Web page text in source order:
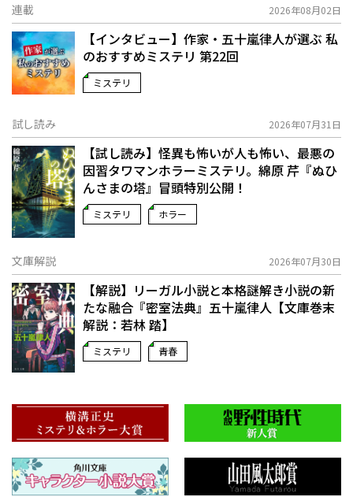
連載 2026年08月02日
【インタビュー】作家・五十嵐律人が選ぶ 私
のおすすめミステリ 第22回
ミステリ
試し読み 2026年07月31日
【試し読み】怪異も怖いが人も怖い、最悪の
因習タワマンホラーミステリ。綿原 芹『ぬひ
んさまの塔』冒頭特別公開！
ミステリ ホラー
文庫解説 2026年07月30日
【解説】リーガル小説と本格謎解き小説の新
たな融合――『密室法典』五十嵐律人【文庫巻末
解説：若林 踏】
ミステリ 青春